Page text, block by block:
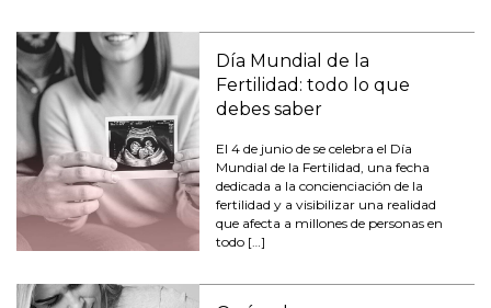
Día Mundial de la
Fertilidad: todo lo que
debes saber
El 4 de junio de se celebra el Día
Mundial de la Fertilidad, una fecha
dedicada a la concienciación de la
fertilidad y a visibilizar una realidad
que afecta a millones de personas en
todo […]